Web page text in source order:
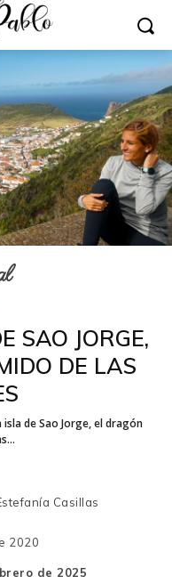
SAO JORGE,
DE LAS
isla de Sao Jorge, el dragón
Casillas
2020
de 2025